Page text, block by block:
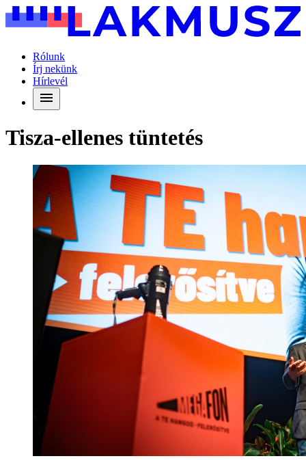
Rólunk
Írj nekünk
Hírlevél
Tisza-ellenes tüntetés